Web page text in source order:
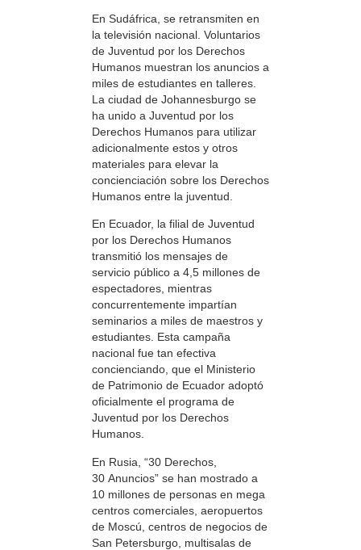
En Sudáfrica, se retransmiten en
la televisión nacional. Voluntarios
de Juventud por los Derechos
Humanos muestran los anuncios a
miles de estudiantes en talleres.
La ciudad de Johannesburgo se
ha unido a Juventud por los
Derechos Humanos para utilizar
adicionalmente estos y otros
materiales para elevar la
concienciación sobre los Derechos
Humanos entre la juventud.
En Ecuador, la filial de Juventud
por los Derechos Humanos
transmitió los mensajes de
servicio público a 4,5 millones de
espectadores, mientras
concurrentemente impartían
seminarios a miles de maestros y
estudiantes. Esta campaña
nacional fue tan efectiva
concienciando, que el Ministerio
de Patrimonio de Ecuador adoptó
oficialmente el programa de
Juventud por los Derechos
Humanos.
En Rusia, “30 Derechos,
30 Anuncios” se han mostrado a
10 millones de personas en mega
centros comerciales, aeropuertos
de Moscú, centros de negocios de
San Petersburgo, multisalas de